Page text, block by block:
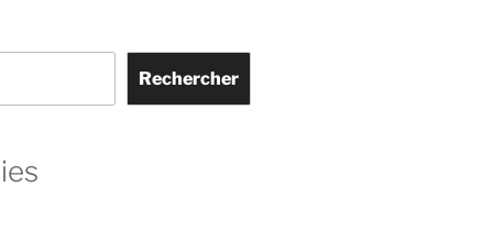
Rechercher